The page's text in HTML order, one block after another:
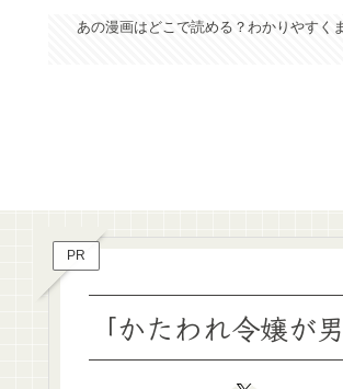
あの漫画はどこで読める？わかりやすく
PR
「かたわれ令嬢が